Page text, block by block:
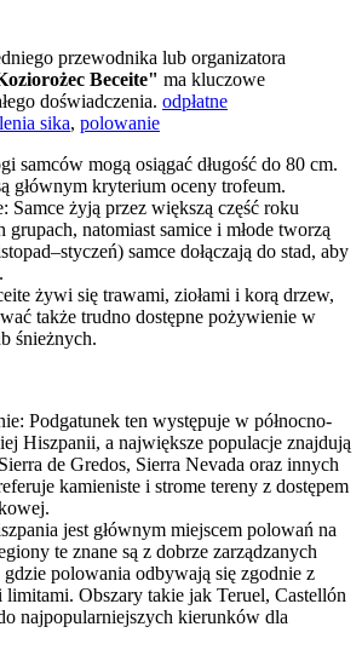
przewodnika lub organizatora
Beceite" ma kluczowe
doświadczenia. odpłatne
sika, polowanie
samców mogą osiągać długość do 80 cm.
głównym kryterium oceny trofeum.
Samce żyją przez większą część roku
grupach, natomiast samice i młode tworzą
samce dołączają do stad, aby
żywi się trawami, ziołami i korą drzew,
także trudno dostępne pożywienie w
śnieżnych.
Podgatunek ten występuje w północno-
Hiszpanii, a największe populacje znajdują
de Gredos, Sierra Nevada oraz innych
kamieniste i strome tereny z dostępem
jest głównym miejscem polowań na
te znane są z dobrze zarządzanych
polowania odbywają się zgodnie z
Obszary takie jak Teruel, Castellón
najpopularniejszych kierunków dla